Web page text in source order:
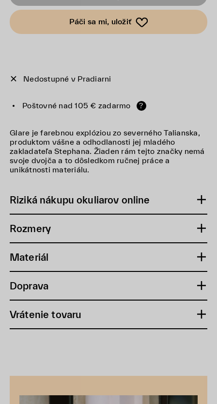
Páči sa mi, uložiť
Nedostupné v Pradiarni
Poštovné nad 105 € zadarmo ?
Glare je farebnou explóziou zo severného Talianska,
produktom vášne a odhodlanosti jej mladého
zakladateľa Stephana. Žiaden rám tejto značky nemá
svoje dvojča a to dôsledkom ručnej práce a
unikátnosti materiálu.
Riziká nákupu okuliarov online
Rozmery
Materiál
Doprava
Vrátenie tovaru